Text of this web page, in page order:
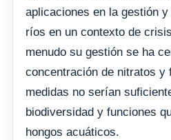
aplicaciones en la gestión
ríos en un contexto de
menudo su gestión se ha
concentración de nitratos y
medidas no serían
biodiversidad y funciones
hongos acuáticos.